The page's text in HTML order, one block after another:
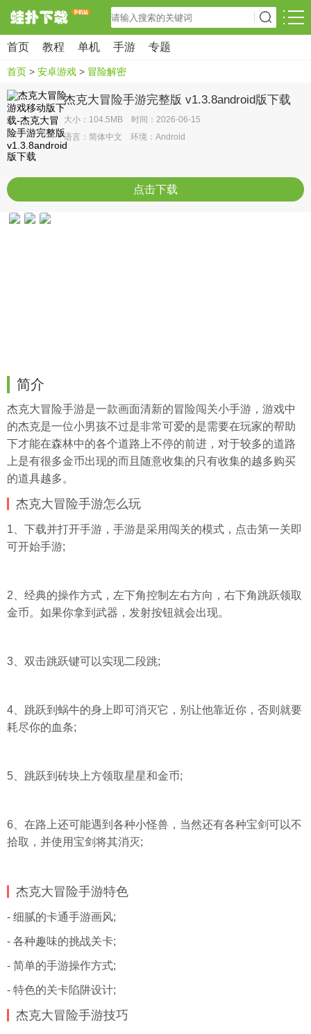
首页 教程 单机 手游 专题
首页 > 安卓游戏 > 冒险解密
杰克大冒险手游完整版 v1.3.8android版下载
大小：104.5MB 时间：2026-06-15
语言：简体中文 环境：Android
点击下载
简介
杰克大冒险手游是一款画面清新的冒险闯关小手游，游戏中
的杰克是一位小男孩不过是非常可爱的是需要在玩家的帮助
下才能在森林中的各个道路上不停的前进，对于较多的道路
上是有很多金币出现的而且随意收集的只有收集的越多购买
的道具越多。
杰克大冒险手游怎么玩
1、下载并打开手游，手游是采用闯关的模式，点击第一关即
可开始手游;
2、经典的操作方式，左下角控制左右方向，右下角跳跃领取
金币。如果你拿到武器，发射按钮就会出现。
3、双击跳跃键可以实现二段跳;
4、跳跃到蜗牛的身上即可消灭它，别让他靠近你，否则就要
耗尽你的血条;
5、跳跃到砖块上方领取星星和金币;
6、在路上还可能遇到各种小怪兽，当然还有各种宝剑可以不
拾取，并使用宝剑将其消灭;
杰克大冒险手游特色
- 细腻的卡通手游画风;
- 各种趣味的挑战关卡;
- 简单的手游操作方式;
- 特色的关卡陷阱设计;
杰克大冒险手游技巧